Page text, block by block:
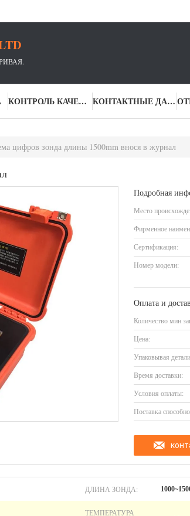
КОНТРОЛЬ КАЧЕСТВА КОНТАКТНЫЕ ДАННЫЕ
цифров зонда длины 1500mm внося в журнал
Подробная
Место
Фирменное
Сертификация:
Номер модели:
Оплата и
Количество мин
Цена:
Упаковывая
Время доставки:
Условия оплаты:
Поставка
ДЛИНА ЗОНДА:
ТЕМПЕРАТУРА